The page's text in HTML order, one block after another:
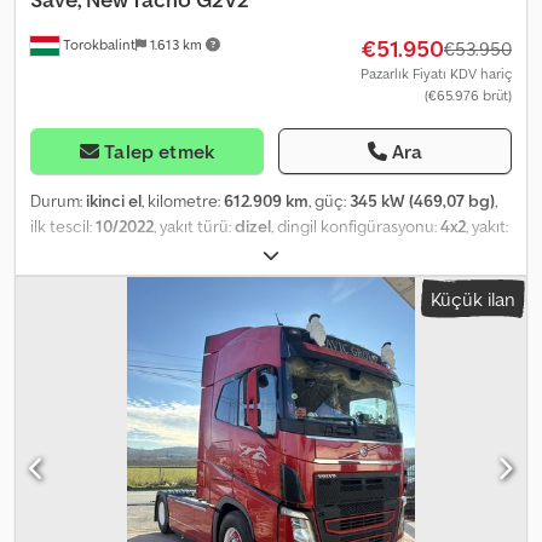
Torokbalint 1.613 km €51.950€53.950
Pazarlık Fiyatı KDV hariç
(€65.976 brüt)
Talep etmek Ara
Durum: ikinci el, kilometre:612.909 km, güç: 345 kW (469,07 bg),
ilk tescil:10/2022, yakıt türü:dizel, dingil konfigürasyonu:4x2, yakıt:
yataklı kabin
emisyon sınıfı:Euro 6, Üretim yılı:2022, Donanım:ABS, AdBlue, EBS
(Elektronik Fren Sistemi), buzdolabı, elektrikli cam sistemi, hava
yastığı, hız sabitleyici, ikinci yakıt deposu, klima, merkezi
kilitleme, sisal lambaları, spoiler
, = Diğer seçenekler ve
donanımlar = - Tavan spoyleri - Klima - Radyo/CD çalar - Sürgülü
tavan - Uyku kabini - Yan etekler - Güneş siperliği = Notlar = Volvo
FH460 Standard 2022 10-2022 Beyaz YV2RTY0A4PB401478 612.909
km I-Park, I-Save, Yeni Tako G2V2 = Ek Bilgiler = Ön aks:
Yönlendirilebilir Motor hacmi: 12.777 cc Boş ağırlık: 8.036 kg
Chsdjzgt H Ujpfx Acbja Yük kapasitesi: 9.964 kg Azami toplam
ağırlık: 18.000 kg APK (Teknik Muayene): 10.2026'ya kadar geçerli
Küçük ilan